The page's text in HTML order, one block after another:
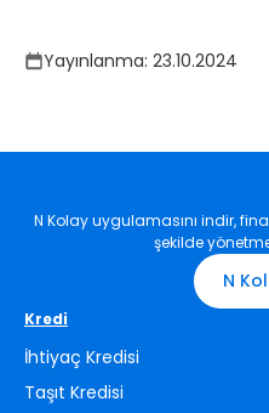
Yayınlanma: 23.10.2024
Kredi
İhtiyaç Kredisi
Taşıt Kredisi
N Kolay uygulamasını indir,
şekilde
N